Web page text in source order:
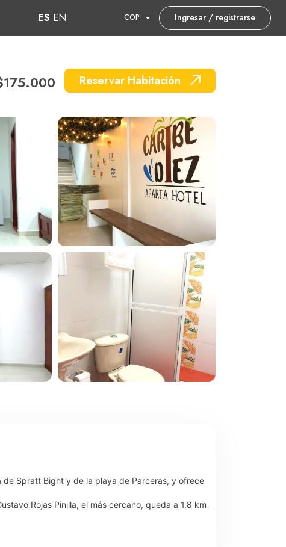
ES EN COP Ingresar / registrarse
Reservar Habitación
de Spratt Bight y de la playa de Parceras, y ofrece
Rojas Pinilla, el más cercano, queda a 1,8 km